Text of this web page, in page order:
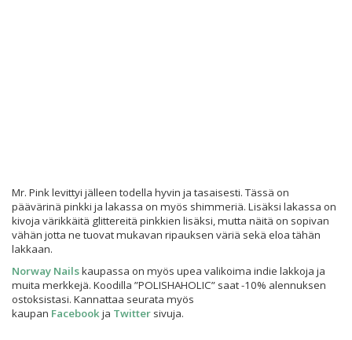
Mr. Pink levittyi jälleen todella hyvin ja tasaisesti. Tässä on
päävärinä pinkki ja lakassa on myös shimmeriä. Lisäksi lakassa on
kivoja värikkäitä glittereitä pinkkien lisäksi, mutta näitä on sopivan
vähän jotta ne tuovat mukavan ripauksen väriä sekä eloa tähän
lakkaan.
Norway Nailskaupassa on myös upea valikoima indie lakkoja ja
muita merkkejä. Koodilla ”POLISHAHOLIC” saat -10% alennuksen
ostoksistasi. Kannattaa seurata myös
kaupan Facebookja Twitter sivuja.